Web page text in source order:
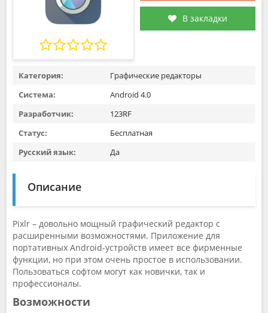
В закладки
Категория:
Графические редакторы
Система:
Android 4.0
Разработчик:
123RF
Статус:
Бесплатная
Русский язык:
Да
Описание
Pixlr – довольно мощный графический редактор с
расширенными возможностями. Приложение для
портативных Android-устройств имеет все фирменные
функции, но при этом очень простое в использовании.
Пользоваться софтом могут как новички, так и
профессионалы.
Возможности